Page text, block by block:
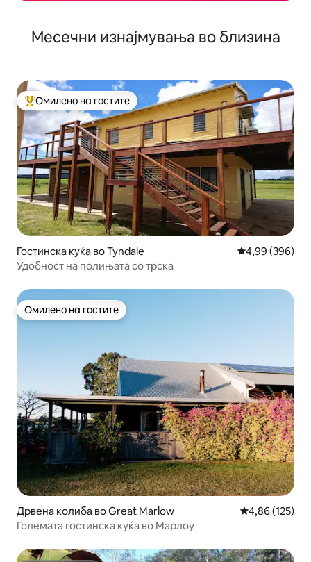
Месечни изнајмувања во близина
Меѓу најуспешните „Омилени на гостите“
Омилено на гостите
Гостинска куќа во Tyndale Просечна
4,99 (396)
Удобност на полињата со трска
Омилено на гостите
Омилено на гостите
Дрвена колиба во Great Marlow Просечна
4,86 (125)
Големата гостинска куќа во Марлоу